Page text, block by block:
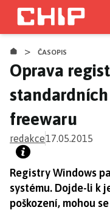
Přejít
hlavnímu
obsahu
> ČASOPIS
Oprava
freewaru
redakce17.05.2015
Registry Windows
systému. Dojde-li k
poškození, mohou